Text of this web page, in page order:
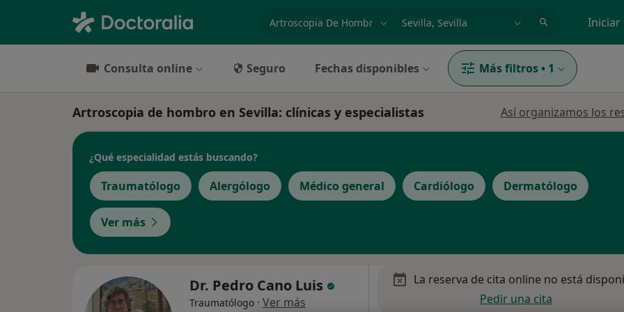
Iniciar
Consulta online Seguro Fechas disponibles Más filtros • 1
Artroscopia de hombro en Sevilla: clínicas y especialistas Así organizamos los
¿Qué especialidad estás buscando?
Traumatólogo Alergólogo Médico general Cardiólogo Dermatólogo
Ver más
Dr. Pedro Cano Luis
Traumatólogo · Ver más
La reserva de cita online no está
Pedir una cita